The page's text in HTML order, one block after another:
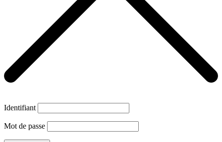
Identifiant
Mot de passe